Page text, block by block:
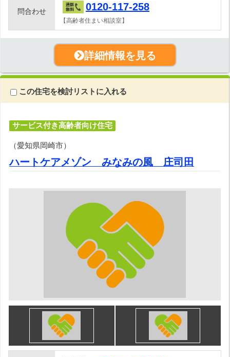
問合わせ 0120-117-258
【高齢者住まい相談室】
詳細情報を見る
この住宅を検討リストに入れる
サービス付き高齢者向け住宅
（愛知県岡崎市）
ハートケアメゾン みなみの風 庄司田